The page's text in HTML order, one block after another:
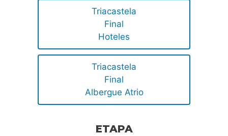
Triacastela
Final
Hoteles
Triacastela
Final
Albergue Atrio
ETAPA